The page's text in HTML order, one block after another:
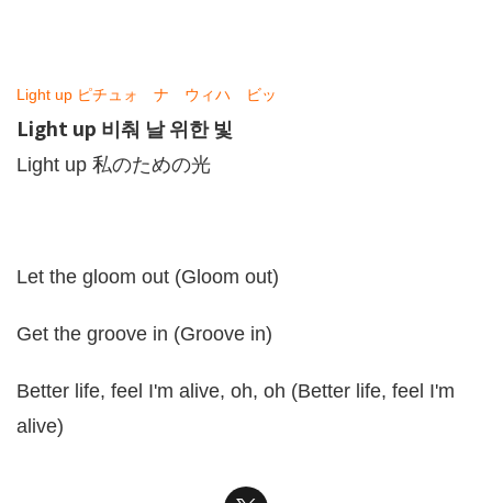
Light up ピチュォ ナ ウィハ ビッ
Light up 비춰 날 위한 빛
Light up 私のための光
Let the gloom out (Gloom out)
Get the groove in (Groove in)
Better life, feel I'm alive, oh, oh (Better life, feel I'm
alive)